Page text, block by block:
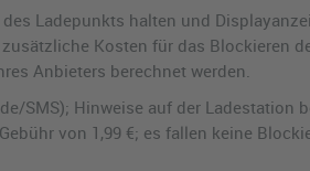
des Ladepunkts halten und
Kosten für das Blockieren
Anbieters berechnet werden.
SMS); Hinweise auf der Ladestation
von 1,99 €; es fallen keine